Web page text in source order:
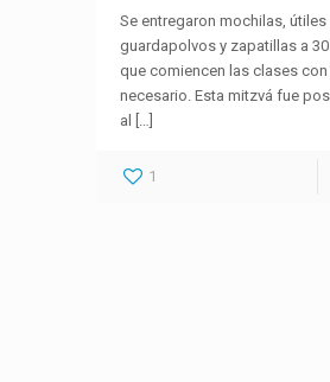
Se entregaron mochilas,
guardapolvos y zapatillas a
que comiencen las clases
necesario. Esta mitzvá fue
al
[…]
1